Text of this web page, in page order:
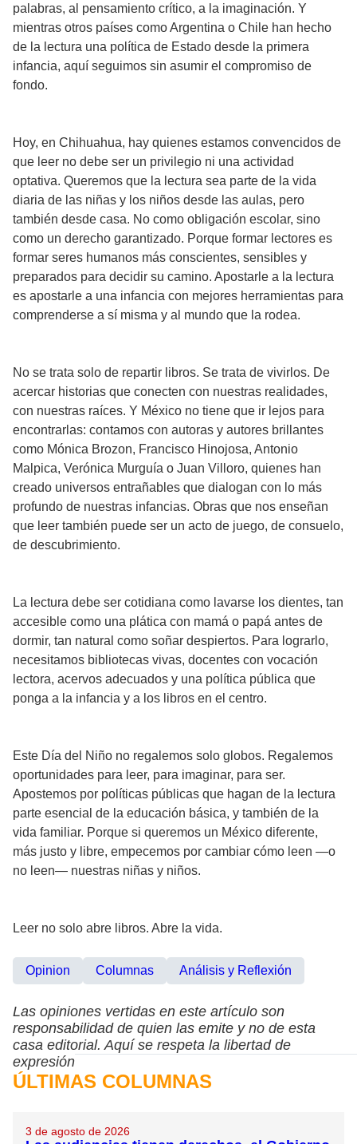
palabras, al pensamiento crítico, a la imaginación. Y
mientras otros países como Argentina o Chile han hecho
de la lectura una política de Estado desde la primera
infancia, aquí seguimos sin asumir el compromiso de
fondo.
Hoy, en Chihuahua, hay quienes estamos convencidos de
que leer no debe ser un privilegio ni una actividad
optativa. Queremos que la lectura sea parte de la vida
diaria de las niñas y los niños desde las aulas, pero
también desde casa. No como obligación escolar, sino
como un derecho garantizado. Porque formar lectores es
formar seres humanos más conscientes, sensibles y
preparados para decidir su camino. Apostarle a la lectura
es apostarle a una infancia con mejores herramientas para
comprenderse a sí misma y al mundo que la rodea.
No se trata solo de repartir libros. Se trata de vivirlos. De
acercar historias que conecten con nuestras realidades,
con nuestras raíces. Y México no tiene que ir lejos para
encontrarlas: contamos con autoras y autores brillantes
como Mónica Brozon, Francisco Hinojosa, Antonio
Malpica, Verónica Murguía o Juan Villoro, quienes han
creado universos entrañables que dialogan con lo más
profundo de nuestras infancias. Obras que nos enseñan
que leer también puede ser un acto de juego, de consuelo,
de descubrimiento.
La lectura debe ser cotidiana como lavarse los dientes, tan
accesible como una plática con mamá o papá antes de
dormir, tan natural como soñar despiertos. Para lograrlo,
necesitamos bibliotecas vivas, docentes con vocación
lectora, acervos adecuados y una política pública que
ponga a la infancia y a los libros en el centro.
Este Día del Niño no regalemos solo globos. Regalemos
oportunidades para leer, para imaginar, para ser.
Apostemos por políticas públicas que hagan de la lectura
parte esencial de la educación básica, y también de la
vida familiar. Porque si queremos un México diferente,
más justo y libre, empecemos por cambiar cómo leen —o
no leen— nuestras niñas y niños.
Leer no solo abre libros. Abre la vida.
Opinion Columnas Análisis y Reflexión
Las opiniones vertidas en este artículo son
responsabilidad de quien las emite y no de esta
casa editorial. Aquí se respeta la libertad de
expresión
ÚLTIMAS COLUMNAS
3 de agosto de 2026